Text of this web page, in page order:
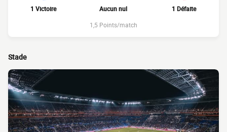
1 Victoire Aucun nul
1 Défaite
1,5 Points/match
Stade